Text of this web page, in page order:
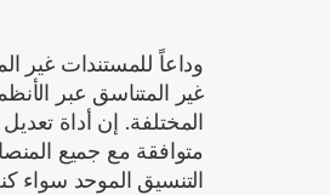
وداعاً للمستندات غير
غير المتناسق عبر
متوافقة مع جميع
التنسيق الموحد سواء